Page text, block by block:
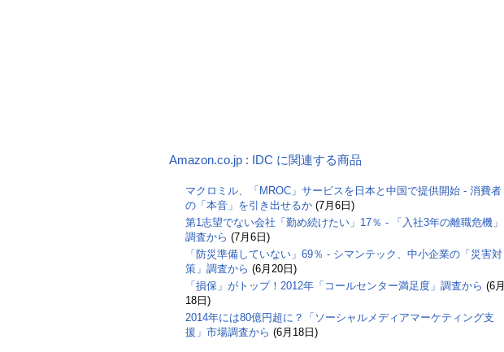
Amazon.co.jp : IDC に関連する商品
マクロミル、「MROC」サービスを日本と中国で提供開始 - 消費者
の「本音」を引き出せるか (7月6日)
第1志望でない会社「勤め続けたい」17％ - 「入社3年の離職危機」
調査から (7月6日)
「防災準備していない」69％ - シマンテック、中小企業の「災害対
策」調査から (6月20日)
「損保」がトップ！2012年「コールセンター満足度」調査から (6月
18日)
2014年には80億円超に？「ソーシャルメディアマーケティング支
援」市場調査から (6月18日)